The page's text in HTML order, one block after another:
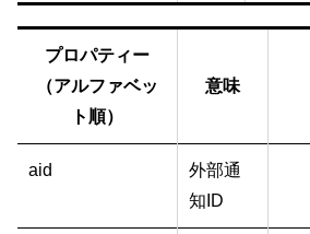
プロパティー
（アルファベッ
ト順）
意味
aid
外部通
知ID